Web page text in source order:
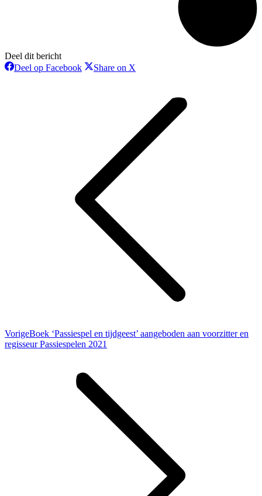
Deel dit bericht
Deel op FacebookDeelShare on X
VorigeVorig
bericht
Boek ‘Passiespel en tijdgeest’ aangeboden aan voorzitter en
regisseur Passiespelen 2021